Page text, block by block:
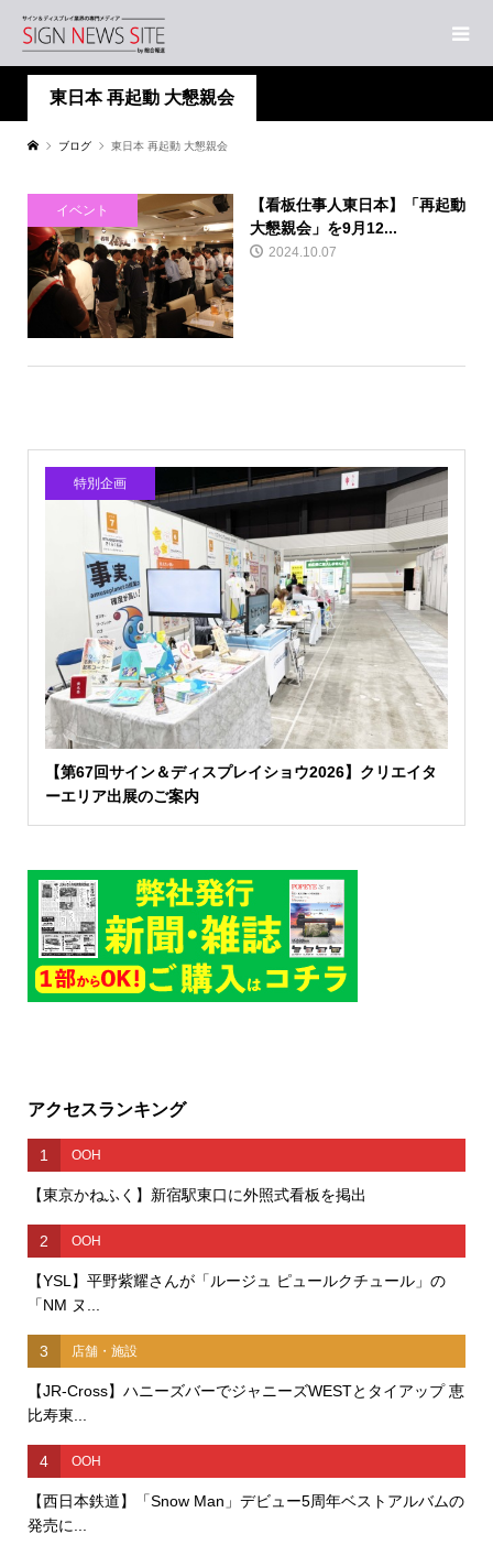
東日本 再起動 大懇親会
ブログ 東日本 再起動 大懇親会
イベント
【看板仕事人東日本】「再起動
大懇親会」を9月12...
2024.10.07
特別企画
【第67回サイン＆ディスプレイショウ2026】クリエイタ
ーエリア出展のご案内
アクセスランキング
1 OOH
【東京かねふく】新宿駅東口に外照式看板を掲出
2 OOH
【YSL】平野紫耀さんが「ルージュ ピュールクチュール」の
「NM ヌ...
3 店舗・施設
【JR-Cross】ハニーズバーでジャニーズWESTとタイアップ 恵
比寿東...
4 OOH
【西日本鉄道】「Snow Man」デビュー5周年ベストアルバムの
発売に...